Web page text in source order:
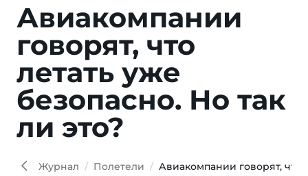
Авиакомпании
говорят, что
летать уже
безопасно. Но так
ли это?
Журнал Полетели Авиакомпании говорят, что